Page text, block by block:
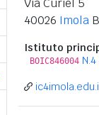
Via Curiel 5
40026 Imola
Istituto
BOIC846004